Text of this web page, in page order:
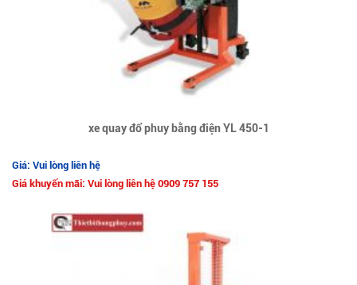
xe quay đổ phuy bằng điện YL 450-1
Giá: Vui lòng liên hệ
Giá khuyến mãi: Vui lòng liên hệ 0909 757 155